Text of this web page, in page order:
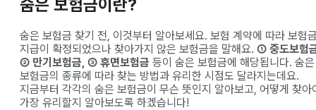
숨은 보험금이란?
숨은 보험금 찾기 전, 이것부터 알아보세요. 보험 계약에 따라 보험
지급이 확정되었으나 찾아가지 않은 보험금을 말해요. ① 중도보험
② 만기보험금, ③ 휴면보험금 등이 숨은 보험금에 해당됩니다. 숨은
보험금의 종류에 따라 찾는 방법과 유리한 시점도 달라지는데요.
지금부터 각각의 숨은 보험금이 무슨 뜻인지 알아보고, 어떻게 찾아
가장 유리할지 알아보도록 하겠습니다!